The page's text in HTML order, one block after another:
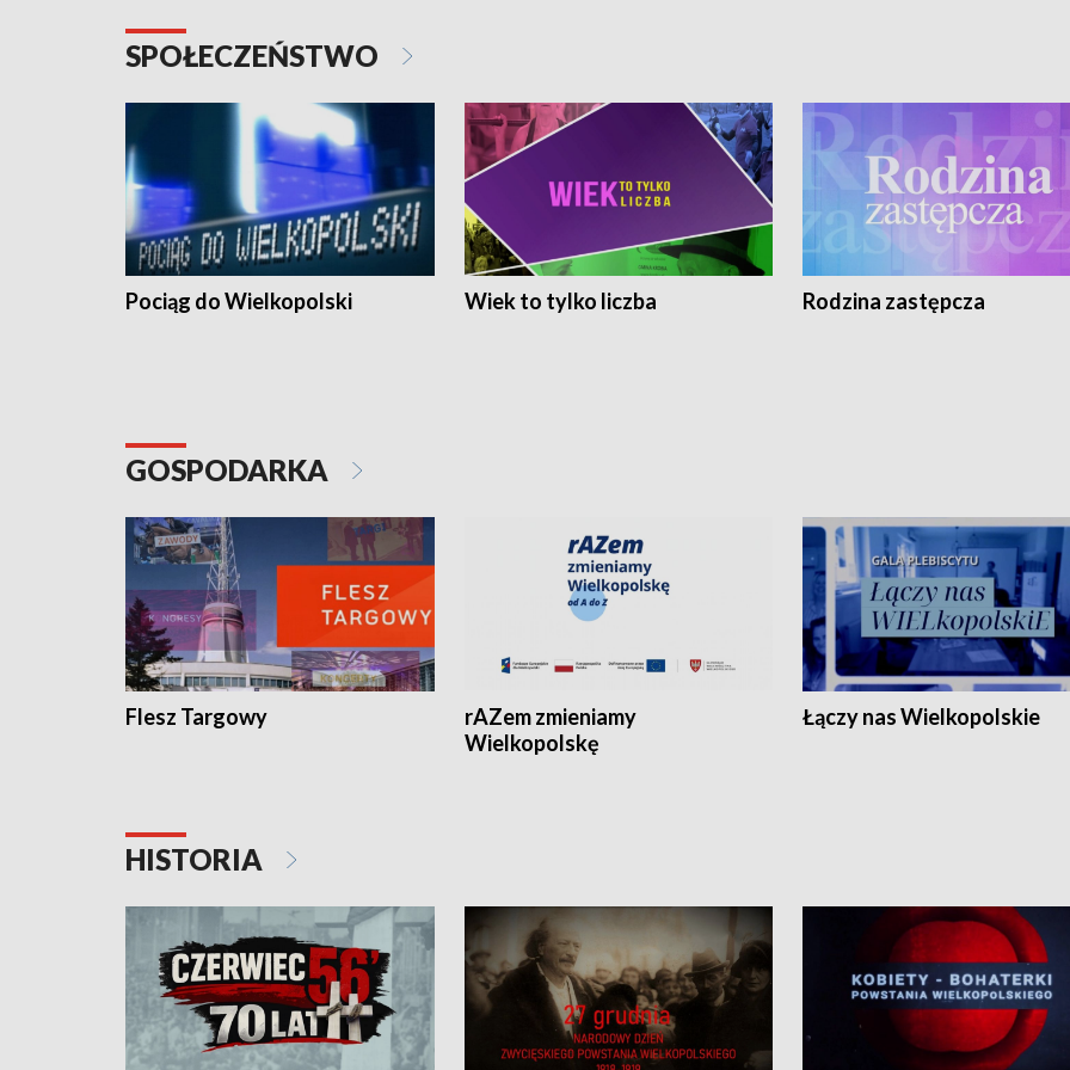
SPOŁECZEŃSTWO
Pociąg do Wielkopolski Wiek to tylko liczba Rodzina zastępcza
GOSPODARKA
Flesz Targowy
rAZem zmieniamy
Wielkopolskę
Łączy nas Wielkopolskie
HISTORIA